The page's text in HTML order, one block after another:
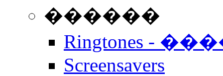
������
Ringtones -
Screensavers